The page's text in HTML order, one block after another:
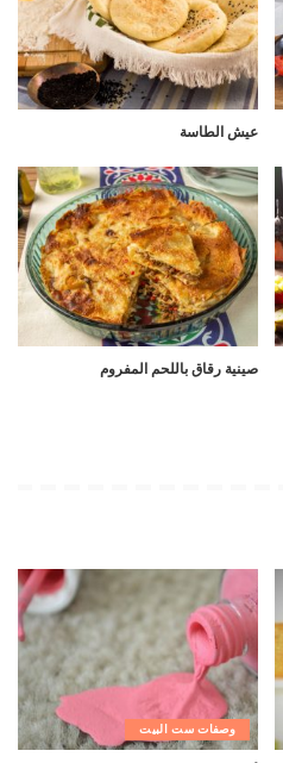
عيش الطاسة
صينية رقاق باللحم المفروم
وصفات ست البيت